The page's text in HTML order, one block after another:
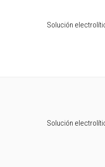
Solución
Solución